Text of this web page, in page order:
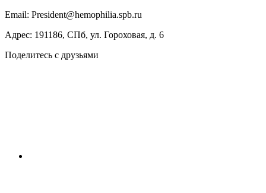
Email: President@hemophilia.spb.ru
Адрес: 191186, СПб, ул. Гороховая, д. 6
Поделитесь с друзьями